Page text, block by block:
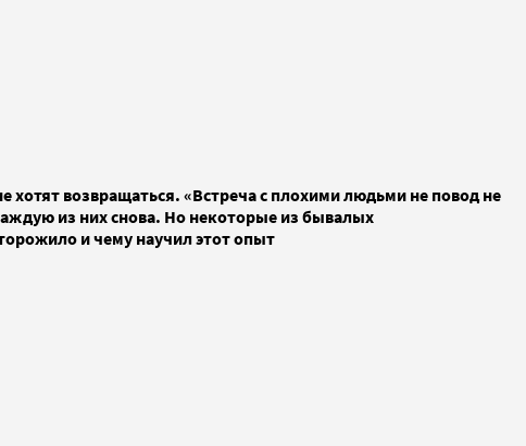
хотят возвращаться. «Встреча с плохими людьми не повод не
из них снова. Но некоторые из бывалых
и чему научил этот опыт